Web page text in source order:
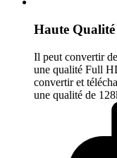
Haute Qualité
Il peut convertir
une qualité Full
convertir et
une qualité de